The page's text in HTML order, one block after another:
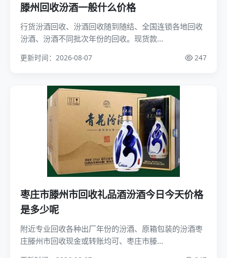
滕州回收汾酒一般什么价格
行货汾酒回收、汾酒回收随到随结、全国连锁各地回收
汾酒、汾酒不同批次年份的回收。现货款...
更新时间：2026-08-07 247
枣庄市滕州市回收礼品酒汾酒今日今天价格
是多少呢
附近专业回收各种出厂年份的汾酒、原箱包装的汾酒枣
庄滕州市回收现金或转账均可、枣庄市滕...